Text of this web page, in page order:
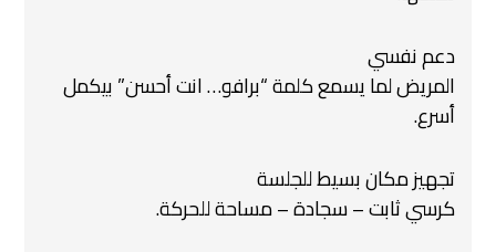
دعم نفسي
المريض لما يسمع كلمة “برافو… انت أحسن” بيكمل
أسرع.
تجهيز مكان بسيط للجلسة
كرسي ثابت – سجادة – مساحة للحركة.